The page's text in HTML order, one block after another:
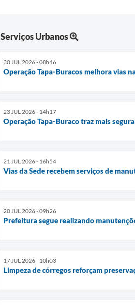
Serviços Urbanos
30 JUL 2026 - 08h46
Operação Tapa-Buracos melhora vias
23 JUL 2026 - 14h17
Operação Tapa-Buraco traz mais
21 JUL 2026 - 16h54
Vias da Sede recebem serviços de
20 JUL 2026 - 09h26
Prefeitura segue realizando
17 JUL 2026 - 10h03
Limpeza de córregos reforçam